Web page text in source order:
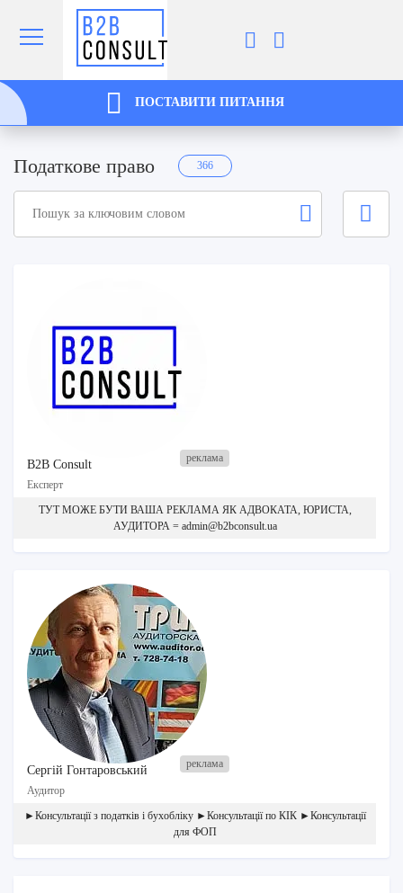
ПОСТАВИТИ ПИТАННЯ
Податкове право 366
B2B Consult
Експерт
ТУТ МОЖЕ БУТИ ВАША РЕКЛАМА ЯК АДВОКАТА, ЮРИСТА,
АУДИТОРА = admin@b2bconsult.ua
Сергій Гонтаровський
Аудитор
►Консультації з податків і бухобліку ►Консультації по КІК ►Консультації
для ФОП